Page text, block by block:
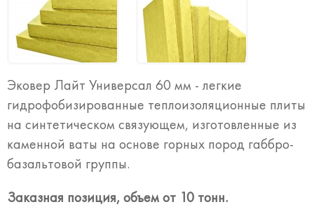
Эковер Лайт Универсал 60 мм - легкие
гидрофобизированные теплоизоляционные плиты
на синтетическом связующем, изготовленные из
каменной ваты на основе горных пород габбро-
базальтовой группы.
Заказная позиция, объем от 10 тонн.